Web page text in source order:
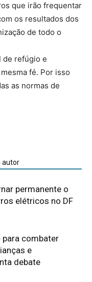
que irão frequentar
os resultados dos
de todo o
de refúgio e
fé. Por isso
as normas de
autor
permanente o
elétricos no DF
combater
e
debate